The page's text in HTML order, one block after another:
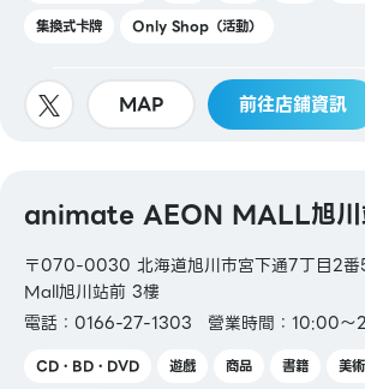
集換式卡牌
Only Shop（活動）
MAP 前往店鋪資訊
animate AEON MALL旭川
〒070-0030 北海道旭川市宮下通7丁目2
Mall旭川站前 3樓
電話：0166-27-1303
營業時間：10:00～
CD・BD・DVD 遊戲 商品 書籍
美